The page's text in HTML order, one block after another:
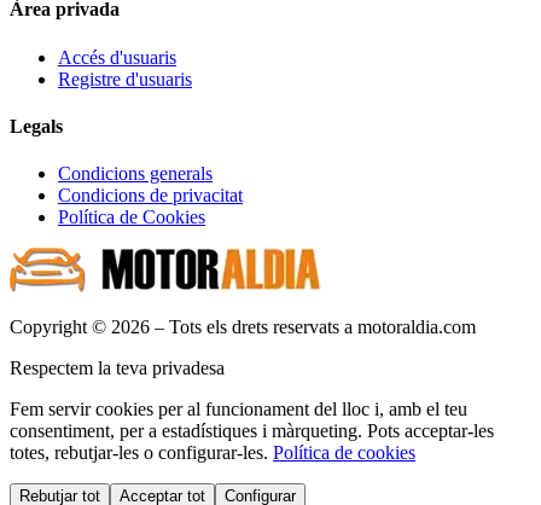
Àrea privada
Accés d'usuaris
Registre d'usuaris
Legals
Condicions generals
Condicions de privacitat
Política de Cookies
Copyright © 2026 – Tots els drets reservats a motoraldia.com
Respectem la teva privadesa
Fem servir cookies per al funcionament del lloc i, amb el teu
consentiment, per a estadístiques i màrqueting. Pots acceptar-les
totes, rebutjar-les o configurar-les. Política de cookies
Rebutjar tot Acceptar tot Configurar